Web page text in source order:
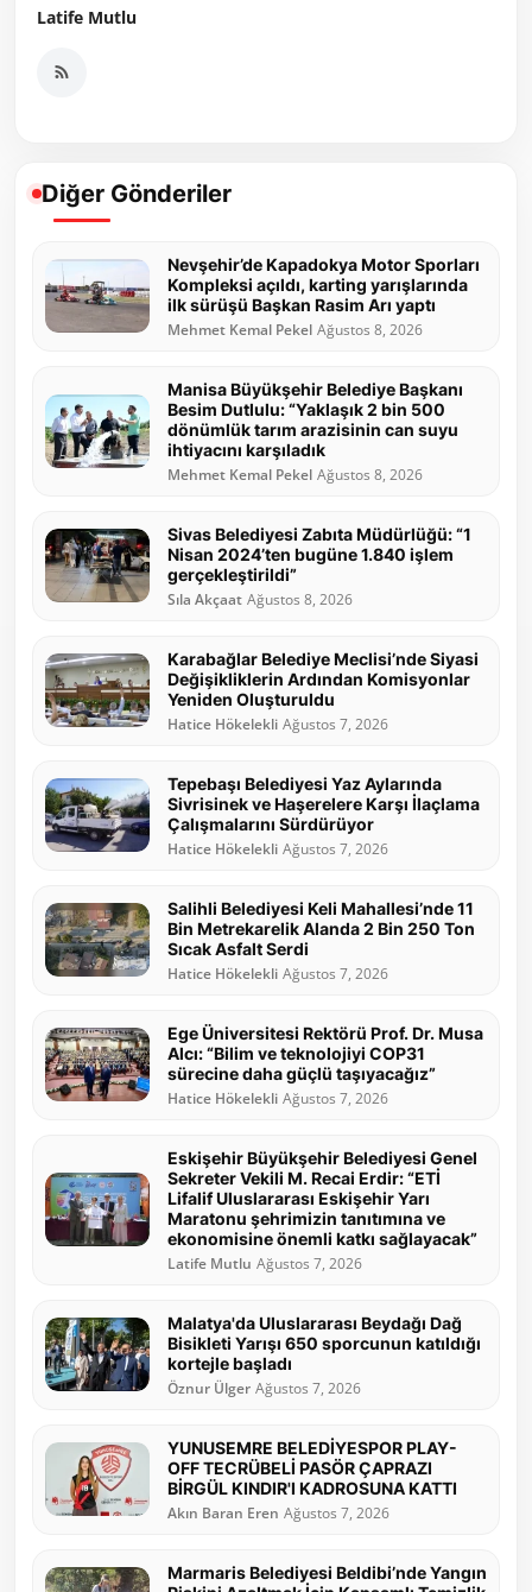
Latife Mutlu
Diğer Gönderiler
Nevşehir’de Kapadokya Motor Sporları
Kompleksi açıldı, karting yarışlarında
ilk sürüşü Başkan Rasim Arı yaptı
Mehmet Kemal Pekel Ağustos 8, 2026
Manisa Büyükşehir Belediye Başkanı
Besim Dutlulu: “Yaklaşık 2 bin 500
dönümlük tarım arazisinin can suyu
ihtiyacını karşıladık
Mehmet Kemal Pekel Ağustos 8, 2026
Sivas Belediyesi Zabıta Müdürlüğü: “1
Nisan 2024’ten bugüne 1.840 işlem
gerçekleştirildi”
Sıla Akçaat Ağustos 8, 2026
Karabağlar Belediye Meclisi’nde Siyasi
Değişikliklerin Ardından Komisyonlar
Yeniden Oluşturuldu
Hatice Hökelekli Ağustos 7, 2026
Tepebaşı Belediyesi Yaz Aylarında
Sivrisinek ve Haşerelere Karşı İlaçlama
Çalışmalarını Sürdürüyor
Hatice Hökelekli Ağustos 7, 2026
Salihli Belediyesi Keli Mahallesi’nde 11
Bin Metrekarelik Alanda 2 Bin 250 Ton
Sıcak Asfalt Serdi
Hatice Hökelekli Ağustos 7, 2026
Ege Üniversitesi Rektörü Prof. Dr. Musa
Alcı: “Bilim ve teknolojiyi COP31
sürecine daha güçlü taşıyacağız”
Hatice Hökelekli Ağustos 7, 2026
Eskişehir Büyükşehir Belediyesi Genel
Sekreter Vekili M. Recai Erdir: “ETİ
Lifalif Uluslararası Eskişehir Yarı
Maratonu şehrimizin tanıtımına ve
ekonomisine önemli katkı sağlayacak”
Latife Mutlu Ağustos 7, 2026
Malatya'da Uluslararası Beydağı Dağ
Bisikleti Yarışı 650 sporcunun katıldığı
kortejle başladı
Öznur Ülger Ağustos 7, 2026
YUNUSEMRE BELEDİYESPOR PLAY-
OFF TECRÜBELİ PASÖR ÇAPRAZI
BİRGÜL KINDIR'I KADROSUNA KATTI
Akın Baran Eren Ağustos 7, 2026
Marmaris Belediyesi Beldibi’nde Yangın